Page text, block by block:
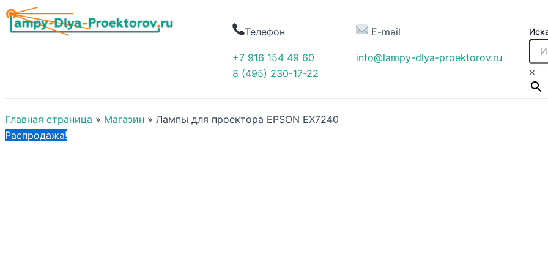
Телефон
+7 916 154 49 60
8 (495) 230-17-22
E-mail
info@lampy-dlya-proektorov.ru
×
Главная страница » Магазин » Лампы для проектора EPSON EX7240
Распродажа!